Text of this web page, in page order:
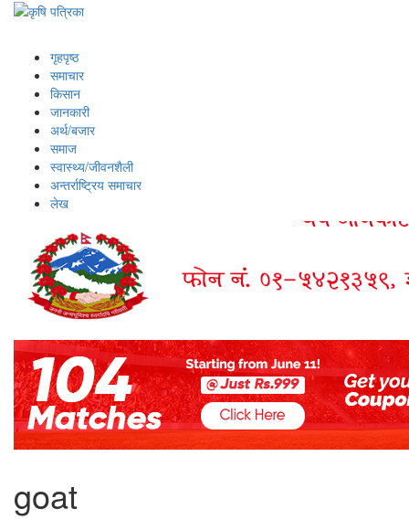
गृहपृष्ठ
समाचार
किसान
जानकारी
अर्थ/बजार
समाज
स्वास्थ्य/जीवनशैली
अन्तर्राष्ट्रिय समाचार
लेख
goat